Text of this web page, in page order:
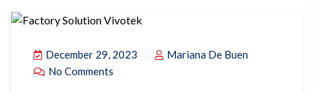
December 29, 2023
Mariana De Buen
No Comments